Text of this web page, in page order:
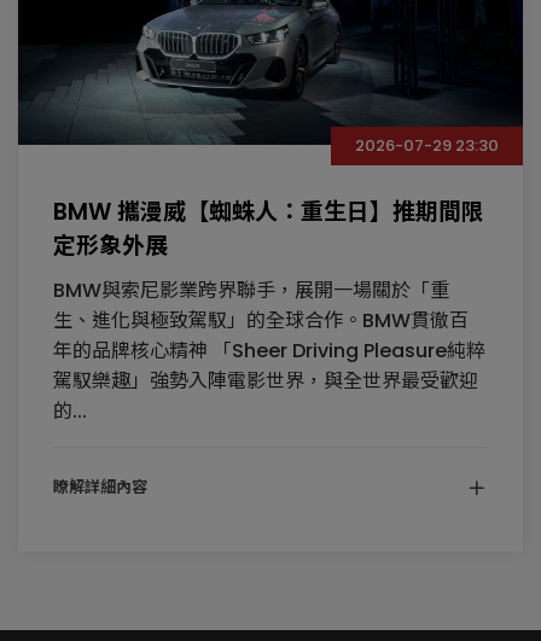
2026-07-29 23:30
BMW 攜漫威【蜘蛛人：重生日】推期間限
定形象外展
BMW與索尼影業跨界聯手，展開一場關於「重
生、進化與極致駕馭」的全球合作。BMW貫徹百
年的品牌核心精神 「Sheer Driving Pleasure純粹
駕馭樂趣」強勢入陣電影世界，與全世界最受歡迎
的...
瞭解詳細內容